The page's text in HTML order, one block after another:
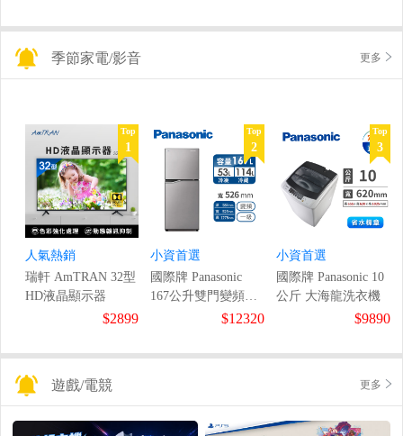
季節家電/影音 更多
Top
1
人氣熱銷
瑞軒 AmTRAN 32型
HD液晶顯示器
$2899
Top
2
小資首選
國際牌 Panasonic
167公升雙門變頻冰
$12320
Top
3
小資首選
國際牌 Panasonic 10
公斤 大海龍洗衣機
$9890
遊戲/電競 更多